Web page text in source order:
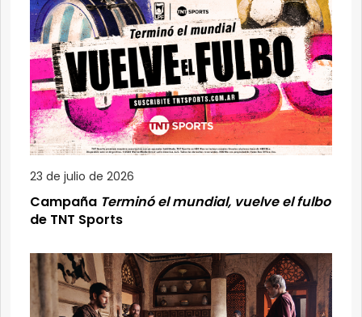
23 de julio de 2026
Campaña Terminó el mundial, vuelve el fulbo
de TNT Sports